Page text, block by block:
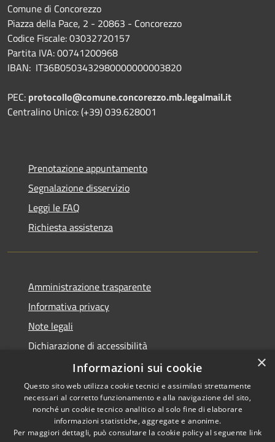
Comune di Concorezzo
Piazza della Pace, 2 - 20863 - Concorezzo
Codice Fiscale: 03032720157
Partita IVA: 00741200968
IBAN: IT36B0503432980000000003820
PEC: protocollo@comune.concorezzo.mb.legalmail.it
Centralino Unico: (+39) 039.628001
Prenotazione appuntamento
Segnalazione disservizio
Leggi le FAQ
Richiesta assistenza
Amministrazione trasparente
Informativa privacy
Note legali
Dichiarazione di accessibilità
Whistleblowing
RSS
Copyright © 2026 • Comune di
×
Informazioni sui cookie
Questo sito web utilizza cookie tecnici e assimilati strettamente
necessari al corretto funzionamento e alla navigazione del sito,
nonché un cookie tecnico analitico al solo fine di elaborare
informazioni statistiche, aggregate e anonime.
Per maggiori dettagli, può consultare la cookie policy al seguente link